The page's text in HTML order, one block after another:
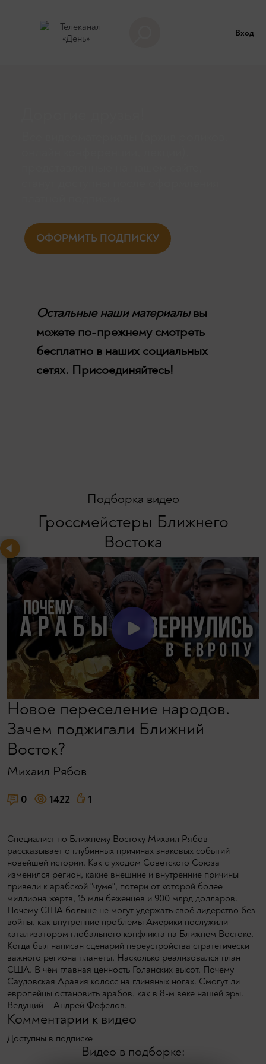
Вход
ОФОРМИТЬ ПОДПИСКУ
Остальные наши материалывы
можете по-прежнему смотреть
бесплатно в наших социальных
сетях. Присоединяйтесь!
Подборка видео
Гроссмейстеры Ближнего
Востока
Новое переселение народов.
Зачем поджигали Ближний
Восток?
Михаил Рябов
0 1422 1
Специалист по Ближнему Востоку Михаил Рябов
рассказывает о глубинных причинах знаковых событий
новейшей истории. Как с уходом Советского Союза
изменился регион, какие внешние и внутренние причины
привели к арабской "чуме", потери от которой более
миллиона жертв, 15 млн беженцев и 900 млрд долларов.
Почему США больше не могут удержать своё лидерство без
войны, как внутренние проблемы Америки послужили
катализатором глобального конфликта на Ближнем Востоке.
Когда был написан сценарий переустройства стратегически
важного региона планеты. Насколько реализовался план
США. В чём главная ценность Голанских высот. Почему
Саудовская Аравия колосс на глиняных ногах. Смогут ли
европейцы остановить арабов, как в 8-м веке нашей эры.
Ведущий – Андрей Фефелов.
Комментарии к видео
Доступны в подписке
Видео в подборке: